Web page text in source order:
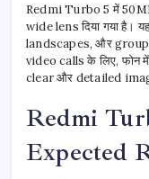
Redmi Turbo 5 में
wide lens दिया गया है।
landscapes, और group
video calls के लिए, फोन
clear और detailed
Redmi
Expected